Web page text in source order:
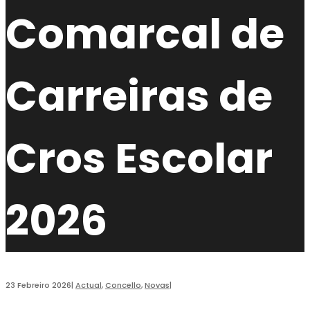
Comarcal de
Carreiras de
Cros Escolar
2026
23 Febreiro 2026| Actual,Concello,Novas|